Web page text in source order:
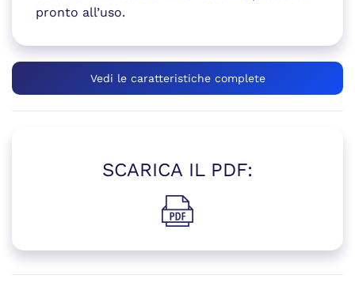
pronto all’uso.
Vedi le caratteristiche complete
SCARICA IL PDF:
(si apre in una nuova